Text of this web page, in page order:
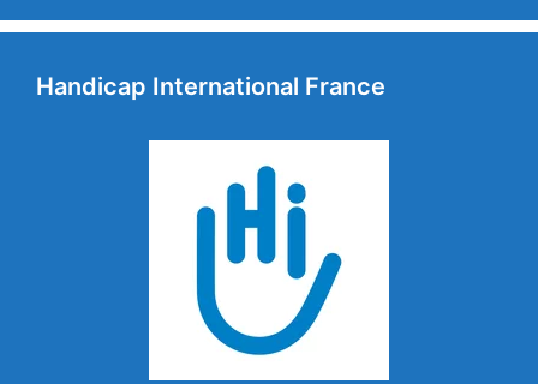
Handicap International France